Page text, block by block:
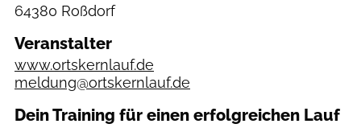
64380 Roßdorf
Veranstalter
www.ortskernlauf.de
meldung@ortskernlauf.de
Dein Training für einen erfolgreichen Lauf